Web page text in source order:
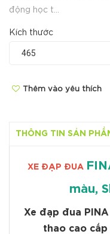
động học t...
Kích thước
Thêm vào yêu thích
THÔNG TIN SẢN
XE ĐẠP ĐUA
màu,
Xe đạp đua
thao cao